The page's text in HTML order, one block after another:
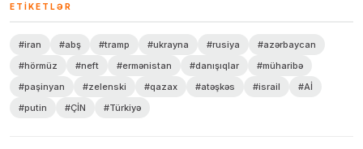
ETIKETLƏR
#iran #abş #tramp #ukrayna #rusiya
#azərbaycan
#hörmüz
#neft #ermənistan #danışıqlar
#müharibə
#paşinyan
#zelenski #qazax #atəşkəs #israil
#Aİ
#putin
#ÇİN #Türkiyə